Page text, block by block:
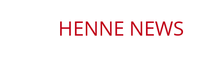
HENNE NEWS